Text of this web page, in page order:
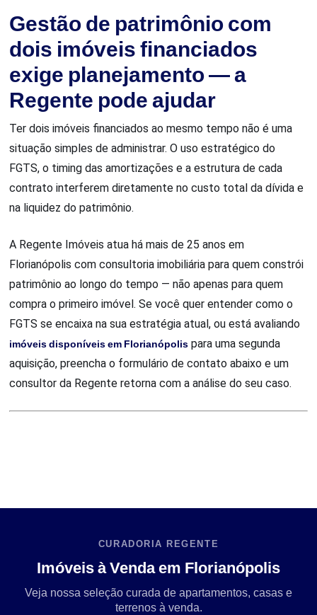
Gestão de patrimônio com
dois imóveis financiados
exige planejamento — a
Regente pode ajudar
Ter dois imóveis financiados ao mesmo tempo não é uma
situação simples de administrar. O uso estratégico do
FGTS, o timing das amortizações e a estrutura de cada
contrato interferem diretamente no custo total da dívida e
na liquidez do patrimônio.
A Regente Imóveis atua há mais de 25 anos em
Florianópolis com consultoria imobiliária para quem constrói
patrimônio ao longo do tempo — não apenas para quem
compra o primeiro imóvel. Se você quer entender como o
FGTS se encaixa na sua estratégia atual, ou está avaliando
imóveis disponíveis em Florianópolis para uma segunda
aquisição, preencha o formulário de contato abaixo e um
consultor da Regente retorna com a análise do seu caso.
CURADORIA REGENTE
Imóveis à Venda em Florianópolis
Veja nossa seleção curada de apartamentos, casas e
terrenos à venda.